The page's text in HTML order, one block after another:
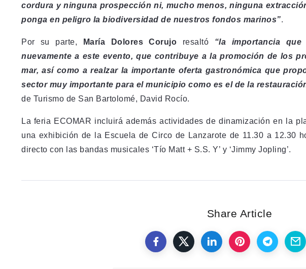
cordura y ninguna prospección ni, mucho menos, ninguna
ponga en peligro la biodiversidad de nuestros fondos marinos”.
Por su parte, María Dolores Corujo resaltó “la importancia
nuevamente a este evento, que contribuye a la promoción de los
mar, así como a realzar la importante oferta gastronómica que
sector muy importante para el municipio como es el de la
de Turismo de San Bartolomé, David Rocío.
La feria ECOMAR incluirá además actividades de dinamización en la
una exhibición de la Escuela de Circo de Lanzarote de 11.30 a 12.30
directo con las bandas musicales ‘Tío Matt + S.S. Y’ y ‘Jimmy Jopling’.
Share Article